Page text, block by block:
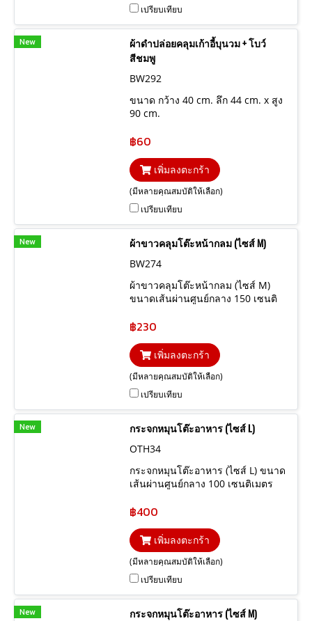
เปรียบเทียบ
New
ผ้าดำปล่อยคลุมเก้าอี้บุนวม + โบว์
สีชมพู
BW292
ขนาด กว้าง 40 cm. ลึก 44 cm. x สูง
90 cm.
฿60
เพิ่มลงตะกร้า
(มีหลายคุณสมบัติให้เลือก)
เปรียบเทียบ
New
ผ้าขาวคลุมโต๊ะหน้ากลม (ไซส์ M)
BW274
ผ้าขาวคลุมโต๊ะหน้ากลม (ไซส์ M)
ขนาดเส้นผ่านศูนย์กลาง 150 เซนติ
฿230
เพิ่มลงตะกร้า
(มีหลายคุณสมบัติให้เลือก)
เปรียบเทียบ
New
กระจกหมุนโต๊ะอาหาร (ไซส์ L)
OTH34
กระจกหมุนโต๊ะอาหาร (ไซส์ L) ขนาด
เส้นผ่านศูนย์กลาง 100 เซนติเมตร
฿400
เพิ่มลงตะกร้า
(มีหลายคุณสมบัติให้เลือก)
เปรียบเทียบ
New
กระจกหมุนโต๊ะอาหาร (ไซส์ M)